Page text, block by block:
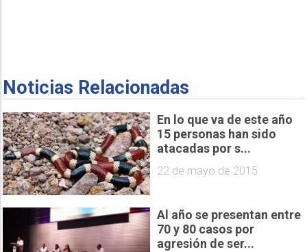
Noticias Relacionadas
En lo que va de este año
15 personas han sido
atacadas por s...
22 de mayo de 2015
Al año se presentan entre
70 y 80 casos por
agresión de ser...